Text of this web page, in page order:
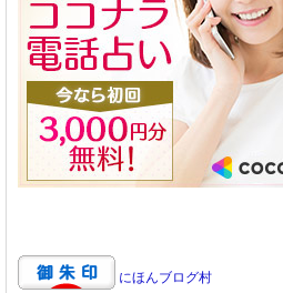
にほんブログ村